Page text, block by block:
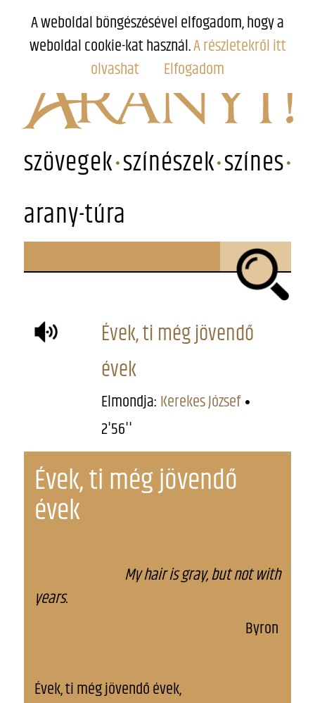
szövegek színészek színes
arany-túra
Évek, ti még jövendő
évek
Elmondja: Kerekes József
2'56''
Évek, ti még jövendő
évek
My hair is gray, but not with
years.
Byron
Évek, ti még jövendő évek,
A weboldal böngészésével elfogadom, hogy a
weboldal cookie-kat használ.A részletekről itt
olvashat
Elfogadom